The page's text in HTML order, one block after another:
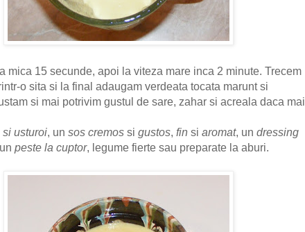
mica 15 secunde, apoi la viteza mare inca 2 minute. Trecem
o sita si la final adaugam verdeata tocata marunt si
si mai potrivim gustul de sare, zahar si acreala daca mai
usturoi, un sos cremos si gustos, fin si aromat, un dressing
peste la cuptor, legume fierte sau preparate la aburi.